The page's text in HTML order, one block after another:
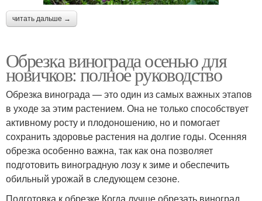
читать дальше →
Обрезка винограда осенью для
новичков: полное руководство
Обрезка винограда — это один из самых важных этапов
в уходе за этим растением. Она не только способствует
активному росту и плодоношению, но и помогает
сохранить здоровье растения на долгие годы. Осенняя
обрезка особенно важна, так как она позволяет
подготовить виноградную лозу к зиме и обеспечить
обильный урожай в следующем сезоне.
Подготовка к обрезке Когда лучше обрезать виноград